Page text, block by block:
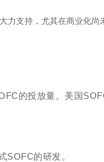
支持，尤其在商业化
的投放量。美国
SOFC的研发。